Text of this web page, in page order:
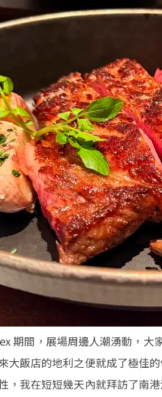
期間，展場周邊人潮湧動，大
大飯店的地利之便就成了極佳
，我在短短幾天內就拜訪了南